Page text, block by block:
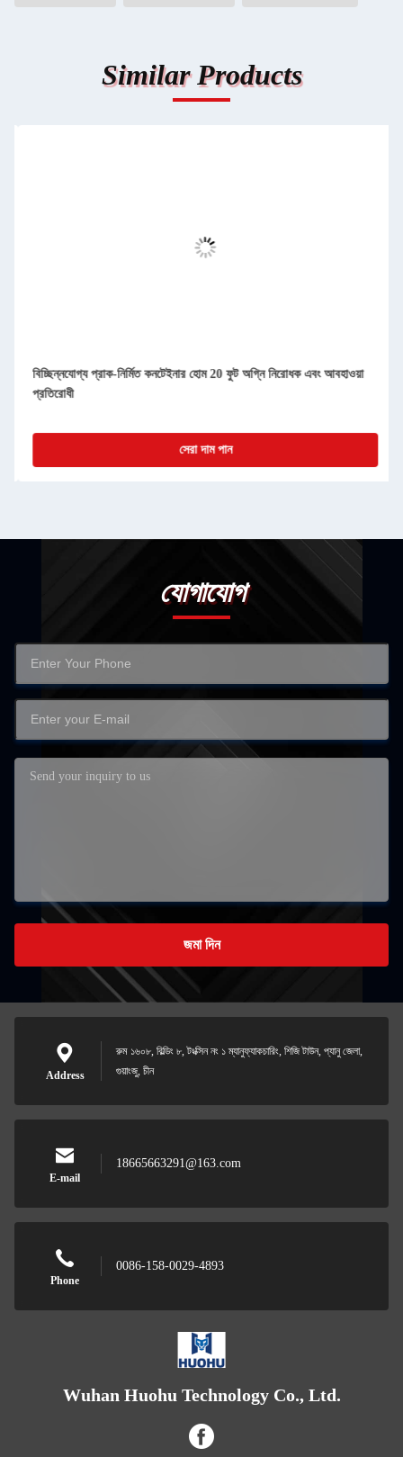
Similar Products
কমপ্যাক্ট বিচ্ছিন্নযোগ্য প্রিফ্যাব কন্টেইনার হোমস সহজ পরিষ্কার এবং ধুলোরোধী
সেরা দাম পান
যোগাযোগ
জমা দিন
Address
রুম ১৬০৮, বিল্ডিং ৮, টংক্সিন নং ১ ম্যানুফ্যাকচারিং, শিজি টাউন, প্যানু জেলা,
গুয়াংজু, চীন
E-mail
18665663291@163.com
Phone
0086-158-0029-4893
Wuhan Huohu Technology Co., Ltd.